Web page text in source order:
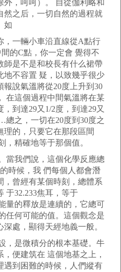
外，呵呵）。 自從伽利略和
然之后，一切自然的過程就
如
，一輛小車沿直線從A點行
的C點，你一定會 覺得不
師是不是和校長有什么裙帶
地不容置 疑，以致幾乎很少
說氣溫將從20度上升到30
在這個過程中間氣溫將在某
到達29又1/2度，到達29又
之，一切在20度到30度之
理的，只要它在那段區間
，精確地等于那個值。
當我們說，這個化學反應總
時候，我 們每個人都會潛
，曾經有某個時刻，總體系
于32.233焦耳，等于
量的釋放是連續的，它總可
任何可能的值。這個觀念是
處，顯得天經地義一般。
，是微積分的根本基礎。牛
便建筑在 這個地基之上，
遇到困難的時候，人們縱有